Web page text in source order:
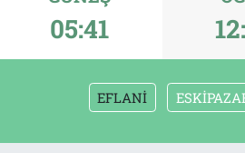
05:41
EFLANİ